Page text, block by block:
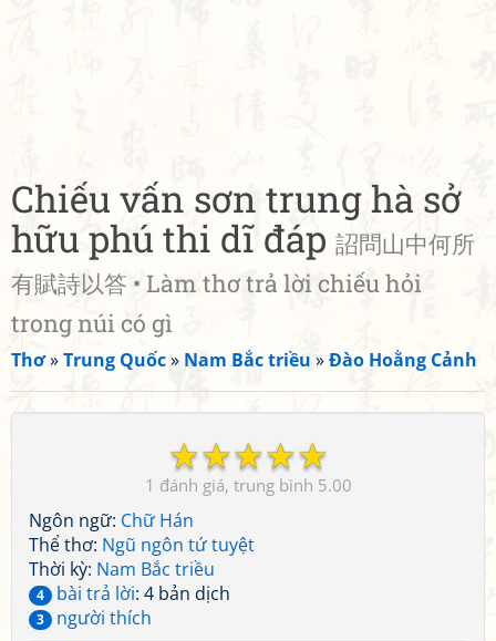
Chiếu vấn sơn trung hà sở
hữu phú thi dĩ đáp 詔問山中何所
有賦詩以答 • Làm thơ trả lời chiếu hỏi
trong núi có gì
Thơ»Trung Quốc» Nam Bắc triều »Đào Hoằng Cảnh
☆
☆
☆
☆
☆
1 5.00
Ngôn ngữ: Chữ Hán
Thể thơ: Ngũ ngôn tứ tuyệt
Thời kỳ: Nam Bắc triều
4 bài trả lời: 4 bản dịch
3
người thích